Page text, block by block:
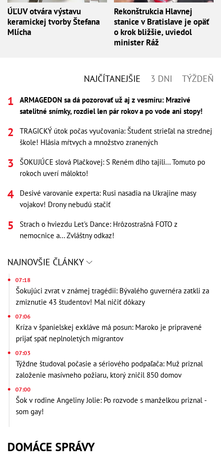
ÚĽUV otvára výstavu
keramickej tvorby Štefana
Mlícha
Rekonštrukcia Hlavnej
stanice v Bratislave je opäť
o krok bližšie, uviedol
minister Ráž
NAJČÍTANEJŠIE 3 DNI TÝŽDEŇ
ARMAGEDON sa dá pozorovať už aj z vesmíru: Mrazivé
satelitné snímky, rozdiel len pár rokov a po vode ani stopy!
TRAGICKÝ útok počas vyučovania: Študent strieľal na strednej
škole! Hlásia mŕtvych a množstvo zranených
ŠOKUJÚCE slová Plačkovej: S Reném dlho tajili... Tomuto po
rokoch uverí málokto!
Desivé varovanie experta: Rusi nasadia na Ukrajine masy
vojakov! Drony nebudú stačiť
Strach o hviezdu Let's Dance: Hrôzostrašná FOTO z
nemocnice a... Zvláštny odkaz!
NAJNOVŠIE ČLÁNKY
07:18
Šokujúci zvrat v známej tragédii: Bývalého guvernéra zatkli za
zmiznutie 43 študentov! Mal ničiť dôkazy
07:06
Kríza v španielskej exkláve má posun: Maroko je pripravené
prijať späť neplnoletých migrantov
07:03
Týždne študoval počasie a sériového podpaľača: Muž priznal
založenie masívneho požiaru, ktorý zničil 850 domov
07:00
Šok v rodine Angeliny Jolie: Po rozvode s manželkou priznal -
som gay!
DOMÁCE SPRÁVY